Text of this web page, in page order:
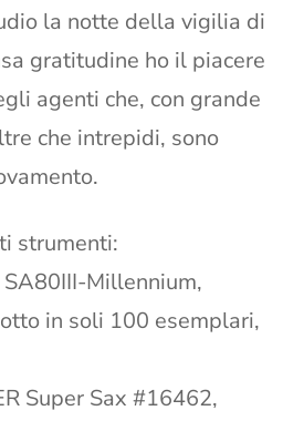
la notte della vigilia di
gratitudine ho il piacere
agenti che, con grande
che intrepidi, sono
strumenti:
SA80III-Millennium,
in soli 100 esemplari,
Super Sax #16462,